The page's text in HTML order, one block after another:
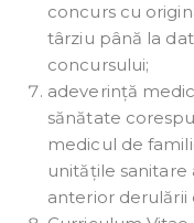
concurs cu
târziu până la
concursului;
adeverință
sănătate
medicul de
unitățile
anterior derulării